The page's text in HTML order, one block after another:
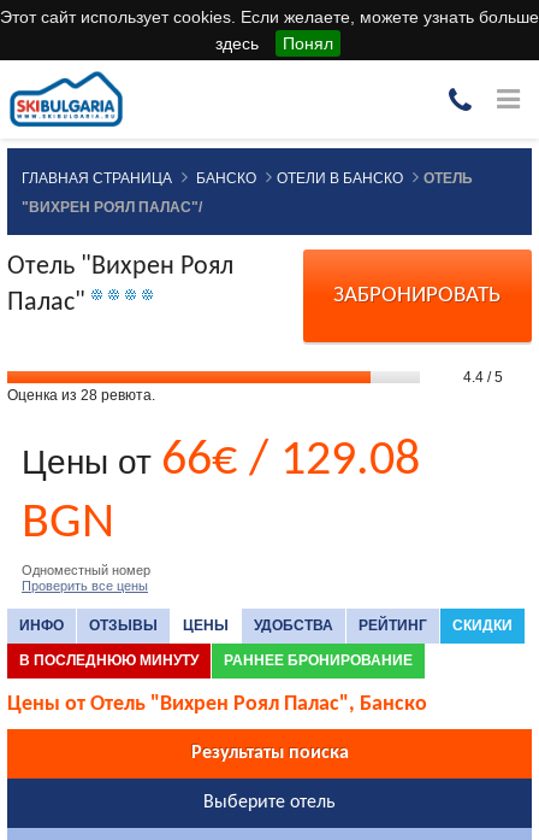
Этот сайт использует cookies. Если желаете, можете узнать больше
здесь
Понял
ГЛАВНАЯ СТРАНИЦА БАНСКО ОТЕЛИ В БАНСКО
ОТЕЛЬ
"ВИХРЕН РОЯЛ ПАЛАС"/
ЗАБРОНИРОВАТЬ
Отель "Вихрен Роял
Палас"
4.4 / 5
Оценка из 28 ревюта.
Цены от 66€ / 129.08
BGN
Одноместный номер
Проверить все цены
ИНФО ОТЗЫВЫ ЦЕНЫ УДОБСТВА РЕЙТИНГ СКИДКИ
В ПОСЛЕДНЮЮ МИНУТУ РАННЕЕ БРОНИРОВАНИЕ
Цены от Отель "Вихрен Роял Палас", Банско
Результаты поиска
Выберите отель